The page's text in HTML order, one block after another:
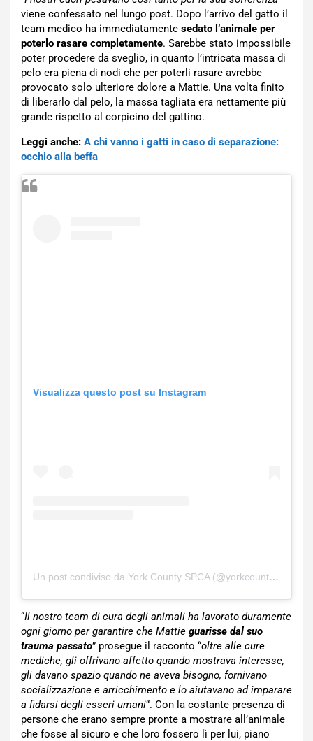
viene confessato nel lungo post. Dopo l’arrivo del gatto il
team medico ha immediatamente sedato l’animale per
poterlo rasare completamente. Sarebbe stato impossibile
poter procedere da sveglio, in quanto l’intricata massa di
pelo era piena di nodi che per poterli rasare avrebbe
provocato solo ulteriore dolore a Mattie. Una volta finito
di liberarlo dal pelo, la massa tagliata era nettamente più
grande rispetto al corpicino del gattino.
Leggi anche: A chi vanno i gatti in caso di separazione:
occhio alla beffa
Visualizza questo post su Instagram
Un post condiviso da York County SPCA (@yorkcountyspca)
“Il nostro team di cura degli animali ha lavorato duramente
ogni giorno per garantire che Mattie guarisse dal suo
trauma passato” prosegue il racconto “oltre alle cure
mediche, gli offrivano affetto quando mostrava interesse,
gli davano spazio quando ne aveva bisogno, fornivano
socializzazione e arricchimento e lo aiutavano ad imparare
a fidarsi degli esseri umani“. Con la costante presenza di
persone che erano sempre pronte a mostrare all’animale
che fosse al sicuro e che loro fossero lì per lui, piano